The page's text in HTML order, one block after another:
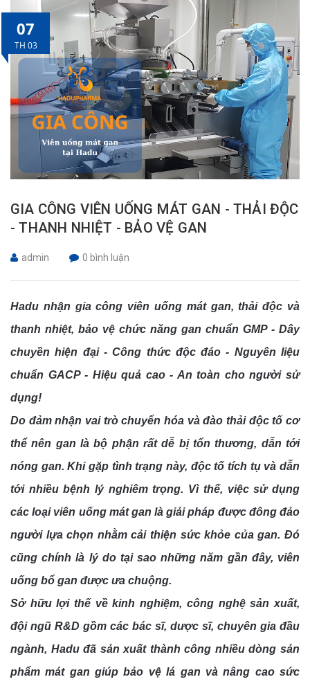
07
TH 03
GIA CÔNG VIÊN UỐNG MÁT GAN - THẢI ĐỘC
- THANH NHIỆT - BẢO VỆ GAN
admin 0 bình luận
Hadu nhận gia công viên uống mát gan, thải độc và
thanh nhiệt, bảo vệ chức năng gan chuẩn GMP - Dây
chuyền hiện đại - Công thức độc đáo - Nguyên liệu
chuẩn GACP - Hiệu quả cao - An toàn cho người sử
dụng!
Do đảm nhận vai trò chuyển hóa và đào thải độc tố cơ
thể nên gan là bộ phận rất dễ bị tổn thương, dẫn tới
nóng gan. Khi gặp tình trạng này, độc tố tích tụ và dẫn
tới nhiều bệnh lý nghiêm trọng. Vì thế, việc sử dụng
các loại viên uống mát gan là giải pháp được đông đảo
người lựa chọn nhằm cải thiện sức khỏe của gan. Đó
cũng chính là lý do tại sao những năm gần đây, viên
uống bổ gan được ưa chuộng.
Sở hữu lợi thế về kinh nghiệm, công nghệ sản xuất,
đội ngũ R&D gồm các bác sĩ, dược sĩ, chuyên gia đầu
ngành, Hadu đã sản xuất thành công nhiều dòng sản
phẩm mát gan giúp bảo vệ lá gan và nâng cao sức